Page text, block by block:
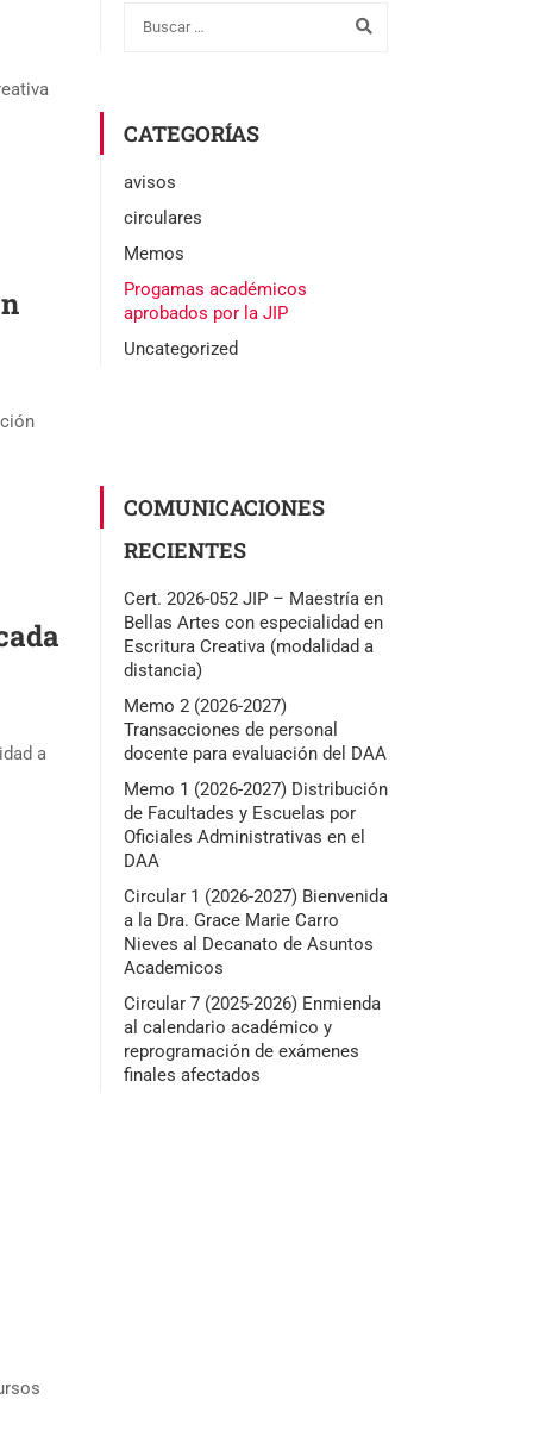
a
CATEGORÍAS
avisos
circulares
Memos
Progamas académicos
aprobados por la JIP
Uncategorized
COMUNICACIONES
RECIENTES
Cert. 2026-052 JIP – Maestría en
Bellas Artes con especialidad en
Escritura Creativa (modalidad a
distancia)
Memo 2 (2026-2027)
Transacciones de personal
docente para evaluación del DAA
Memo 1 (2026-2027) Distribución
de Facultades y Escuelas por
Oficiales Administrativas en el
DAA
Circular 1 (2026-2027) Bienvenida
a la Dra. Grace Marie Carro
Nieves al Decanato de Asuntos
Academicos
Circular 7 (2025-2026) Enmienda
al calendario académico y
reprogramación de exámenes
finales afectados